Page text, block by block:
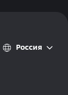
Россия